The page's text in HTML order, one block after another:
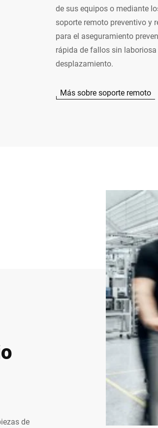
de sus equipos o mediante
soporte remoto preventivo y
para el aseguramiento
rápida de fallos sin
desplazamiento.
Más sobre soporte remoto
de